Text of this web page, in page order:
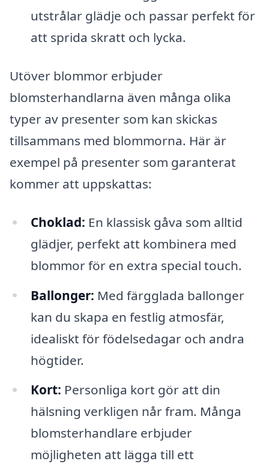
utstrålar glädje och passar perfekt för
att sprida skratt och lycka.
Utöver blommor erbjuder
blomsterhandlarna även många olika
typer av presenter som kan skickas
tillsammans med blommorna. Här är
exempel på presenter som garanterat
kommer att uppskattas:
Choklad: En klassisk gåva som alltid
glädjer, perfekt att kombinera med
blommor för en extra special touch.
Ballonger: Med färgglada ballonger
kan du skapa en festlig atmosfär,
idealiskt för födelsedagar och andra
högtider.
Kort: Personliga kort gör att din
hälsning verkligen når fram. Många
blomsterhandlare erbjuder
möjligheten att lägga till ett